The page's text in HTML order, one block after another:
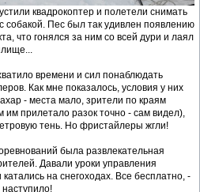
квадрокоптер и полетели снимать
собакой. Пес был так удивлен появлению
что гонялся за ним со всей дури и лаял
времени и сил понаблюдать
Как мне показалось, условия у них
- места мало, зрители по краям
им прилетало разок точно - сам видел),
тень. Но фристайлеры жгли!
была развлекательная
Давали уроки управления
на снегоходах. Все бесплатно, -